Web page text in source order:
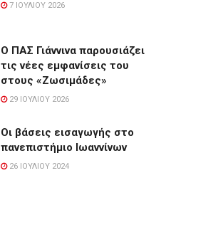
7 ΙΟΥΛΊΟΥ 2026
Ο ΠΑΣ Γιάννινα παρουσιάζει
τις νέες εμφανίσεις του
στους «Ζωσιμάδες»
29 ΙΟΥΛΊΟΥ 2026
Οι βάσεις εισαγωγής στο
πανεπιστήμιο Ιωαννίνων
26 ΙΟΥΛΊΟΥ 2024